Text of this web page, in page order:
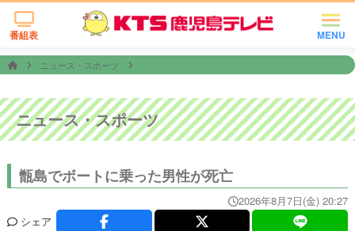
MENU
番組表
ニュース・スポーツ
ニュース・スポーツ
甑島でボートに乗った男性が死亡
2026年8月7日(金) 20:27
シェア